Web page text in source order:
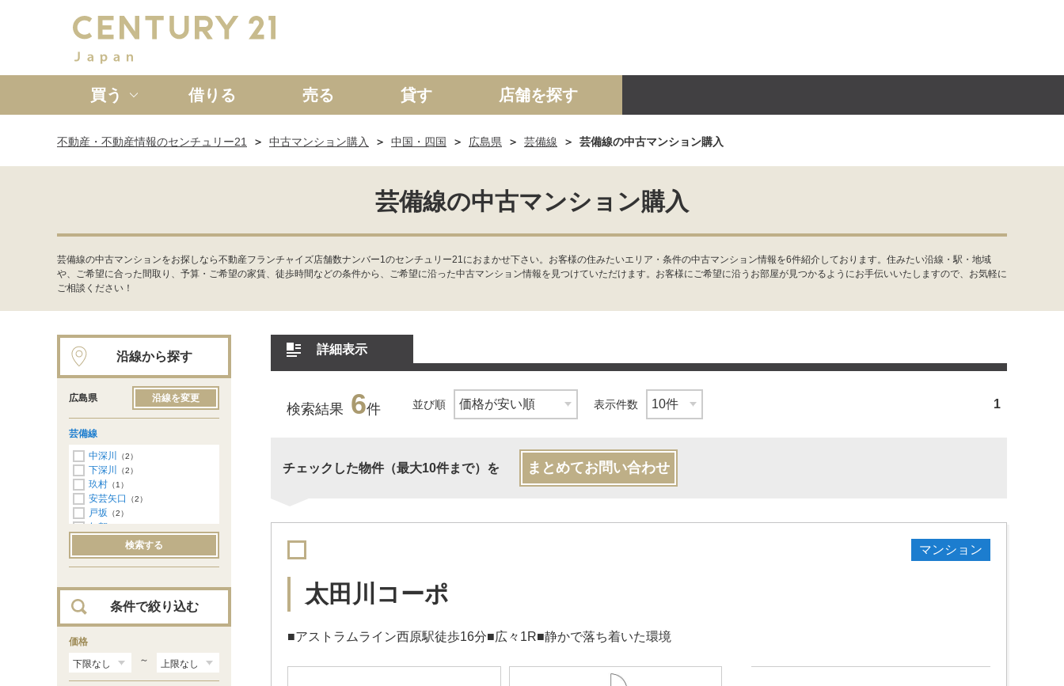
買う
新築一戸建て 中古一戸建て マンション 土地 事業投資用
借りる 売る 貸す 店舗を探す
不動産・不動産情報のセンチュリー21 中古マンション購入 中国・四国 広島県 芸備線 芸備線の中古マンション購入
芸備線の中古マンション購入
芸備線の中古マンションをお探しなら不動産フランチャイズ店舗数ナンバー1のセンチュリー21におまかせ下さい。お客様の住みたいエリア・条件の中古マンション情報を6件紹介しております。住みたい沿線・駅・地域
や、ご希望に合った間取り、予算・ご希望の家賃、徒歩時間などの条件から、ご希望に沿った中古マンション情報を見つけていただけます。お客様にご希望に沿うお部屋が見つかるようにお手伝いいたしますので、お気軽に
ご相談ください！
詳細表示
検索結果 6件 並び順 表示件数 1
チェックした物件（最大10件まで）を まとめてお問い合わせ
マンション
太田川コーポ
■アストラムライン西原駅徒歩16分■広々1R■静かで落ち着いた環境
沿線から探す
広島県 沿線を変更
芸備線
中深川
（2）
下深川 （2）
玖村 （1）
安芸矢口 （2）
戸坂 （2）
矢賀
（2）検索する
条件で絞り込む
価格
～